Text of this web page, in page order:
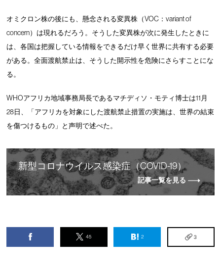
オミクロン株の後にも、懸念される変異株（VOC：variant of
concern）は現れるだろう。そうした変異株が次に発生したときに
は、各国は把握している情報をできるだけ早く世界に共有する必要
がある。全面渡航禁止は、そうした開示性を危険にさらすことにな
る。
WHOアフリカ地域事務局長であるマチディソ・モティ博士は11月
28日、「アフリカを対象にした渡航禁止措置の実施は、世界の結束
を傷つけるもの」と声明で述べた。
新型 コロナウイルス感染症（COVID-19）
記事一覧を見る
45 2 3